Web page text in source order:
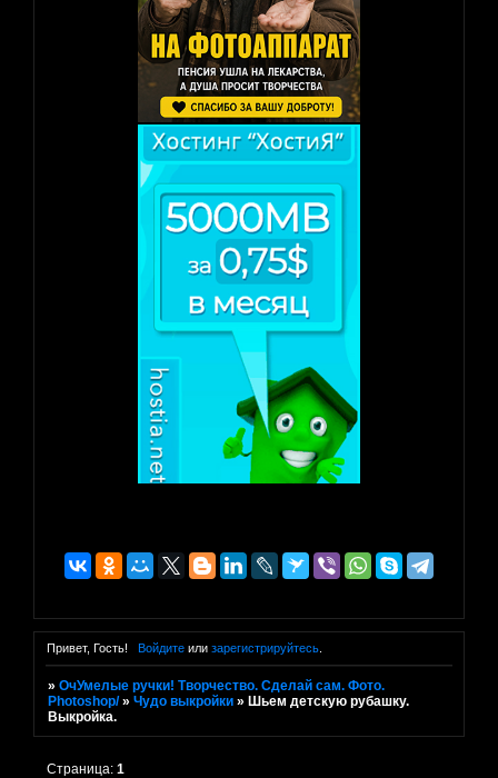
Привет, Гость! Войдитеили зарегистрируйтесь.
»ОчУмелые ручки! Творчество. Сделай сам. Фото.
Photoshop/ »Чудо выкройки » Шьем детскую рубашку.
Выкройка.
Страница:1